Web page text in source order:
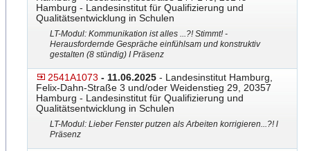
Hamburg - Landesinstitut für Qualifizierung und
Qualitätsentwicklung in Schulen
LT-Modul: Kommunikation ist alles ...?! Stimmt! -
Herausfordernde Gespräche einfühlsam und konstruktiv
gestalten (8 stündig) I Präsenz
2541A1073 - 11.06.2025 - Landesinstitut Hamburg,
Felix-Dahn-Straße 3 und/oder Weidenstieg 29, 20357
Hamburg - Landesinstitut für Qualifizierung und
Qualitätsentwicklung in Schulen
LT-Modul: Lieber Fenster putzen als Arbeiten korrigieren...?! l
Präsenz